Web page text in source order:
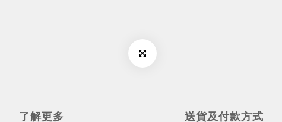
了解更多 送貨及付款方式